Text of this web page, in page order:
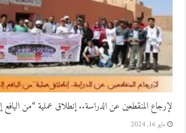
لإرجاع المنقطعين عن الدراسة.. إنطلاق عملية “من اليافع
مايو 16, 2024